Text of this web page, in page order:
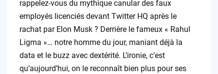
rappelez-vous du mythique canular des faux
employés licenciés devant Twitter HQ après le
rachat par Elon Musk ? Derrière le fameux « Rahul
Ligma »… notre homme du jour, maniant déjà la
data et le buzz avec dextérité. L’ironie, c’est
qu’aujourd’hui, on le reconnaît bien plus pour ses